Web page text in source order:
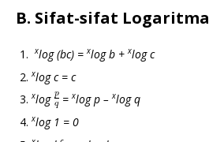
B. Sifat-sifat Logaritma
xlog (bc) = xlog b + xlog c
xlog c = c
xlog = xlog p – xlog q
xlog 1 = 0